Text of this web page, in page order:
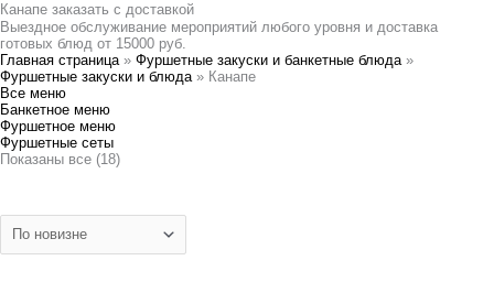
Канапе заказать с доставкой
Выездное обслуживание мероприятий любого уровня и доставка
готовых блюд от 15000 руб.
Главная страница» Фуршетные закуски и банкетные блюда»
Фуршетные закуски и блюда» Канапе
Все меню
Банкетное меню
Фуршетное меню
Фуршетные сеты
Показаны все (18)